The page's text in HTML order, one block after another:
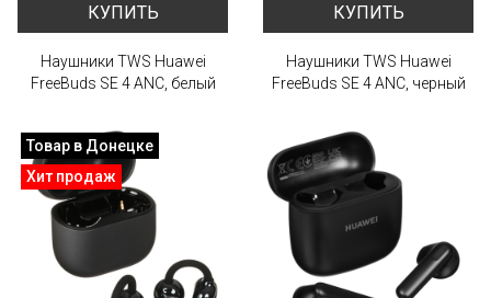
КУПИТЬ
Наушники TWS Huawei
FreeBuds SE 4 ANC, белый
КУПИТЬ
Наушники TWS Huawei
FreeBuds SE 4 ANC, черный
Товар в Донецке
Хит продаж